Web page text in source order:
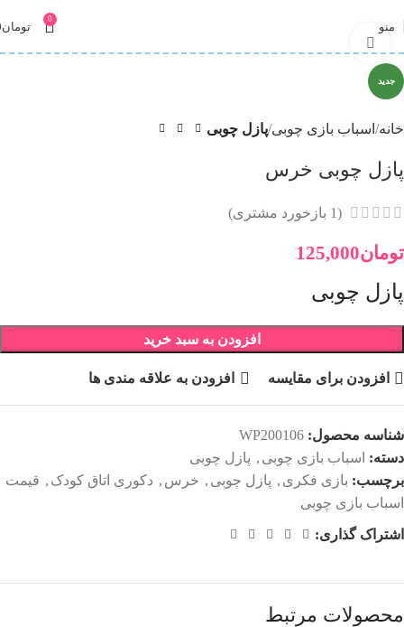
منو
0
تومان
جدید
خانه اسباب بازی چوبی پازل چوبی
پازل چوبی خرس
(
1 بازخورد مشتری)
تومان125,000
پازل چوبی
افزودن به سبد خرید
افزودن برای مقایسه افزودن به علاقه مندی ها
شناسه محصول: WP200106
دسته: اسباب بازی چوبی , پازل چوبی
برچسب: بازی فکری , پازل چوبی , خرس , دکوری اتاق کودک , قیمت
اسباب بازی چوبی
اشتراک گذاری:
محصولات مرتبط